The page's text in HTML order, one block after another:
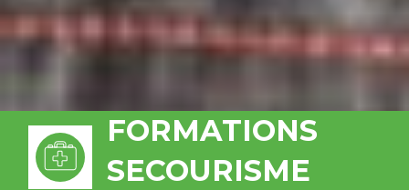
FORMATIONS
SECOURISME